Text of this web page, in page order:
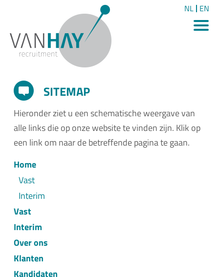
NL EN
SITEMAP
Hieronder ziet u een schematische weergave van
alle links die op onze website te vinden zijn. Klik op
een link om naar de betreffende pagina te gaan.
Home
Vast
Interim
Vast
Interim
Over ons
Klanten
Kandidaten